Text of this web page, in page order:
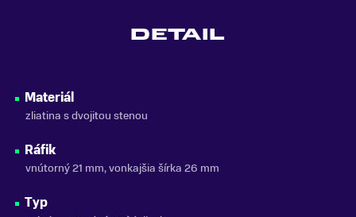
DETAIL
Materiál
zliatina s dvojitou stenou
Ráfik
vnútorný 21 mm, vonkajšia šírka 26 mm
Typ